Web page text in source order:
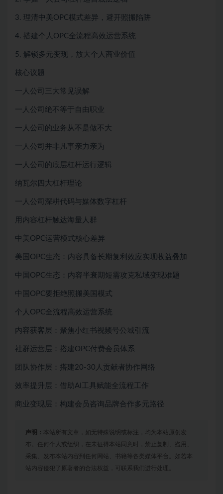
3. 理清中美OPC模式差异，避开照搬陷阱
4. 搭建个人OPC全流程高效运营系统
5. 解锁多元变现，放大个人商业价值
核心议题
一人公司三大常见误解
一人公司绝不等于自由职业
一人公司的业务从不是做不大
一人公司并非凡事亲力亲为
一人公司的底层杠杆运行逻辑
纳瓦尔四大杠杆理论
一人公司深耕代码与媒体数字杠杆
用内容杠杆触达海量人群
中美OPC运营模式核心差异
美国OPC生态：内容具备长期复利效应实现收益叠加
中国OPC生态：内容半衰期短需攻克私域变现难题
中国OPC要拒绝照搬美国模式
个人OPC全流程高效运营系统
内容获客层：聚焦小红书视频号公域引流
社群运营层：搭建OPC付费会员体系
团队协作层：搭建20-30人贡献者协作网络
效率提升层：借助AI工具赋能全流程工作
商业变现层：构建会员咨询品牌合作多元路径
声明： 本站所有文章，如无特殊说明或标注，均为本站原创发
布。任何个人或组织，在未征得本站同意时，禁止复制、盗用、
采集、发布本站内容到任何网站、书籍等各类媒体平台。如若本
站内容侵犯了原著者的合法权益，可联系我们进行处理。